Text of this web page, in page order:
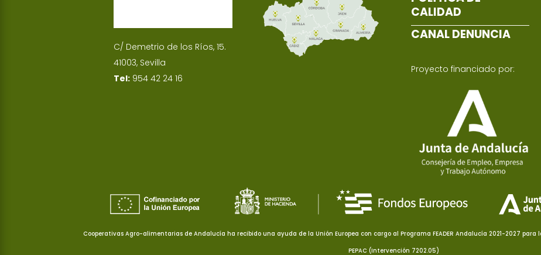
C/ Demetrio de los Ríos, 15.
41003, Sevilla
Tel: 954 42 24 16
CALIDAD
CANAL DENUNCIA
Proyecto financiado por:
Cooperativas Agro-alimentarias de Andalucía ha recibido una ayuda de la Unión Europea con cargo al Programa FEADER Andalucía 2021-2027 para
PEPAC (Intervención 7202.05)